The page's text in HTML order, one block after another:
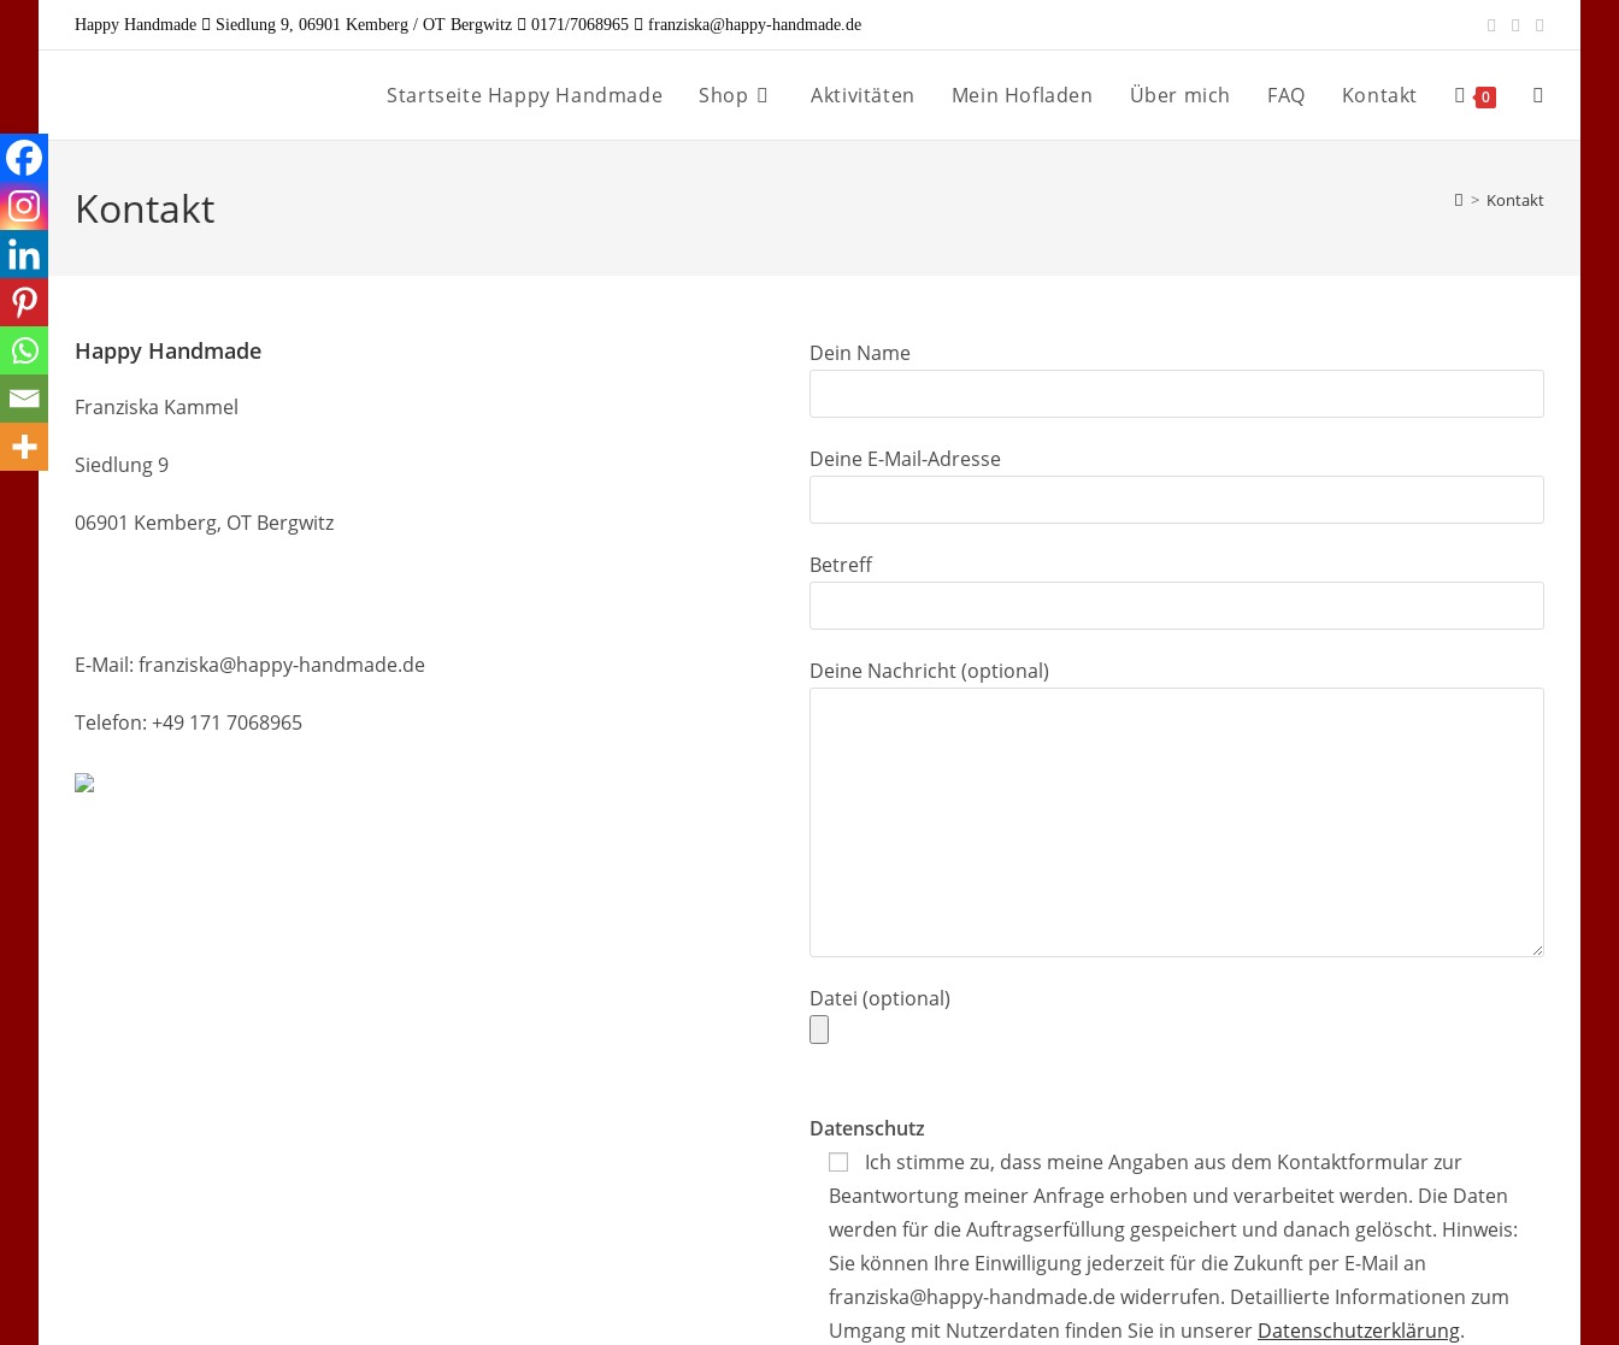
Inhalt
Happy Handmade Siedlung 9, 06901 Kemberg / OT Bergwitz 0171/7068965 franziska@happy-handmade.de
Startseite Happy Handmade Shop Aktivitäten Mein Hofladen Über mich FAQ Kontakt 0 Website-
Kontakt > Kontakt
Happy Handmade
Franziska Kammel
Siedlung 9
06901 Kemberg, OT Bergwitz
E-Mail: franziska@happy-handmade.de
Telefon: +49 171 7068965
Dein Name
Deine E-Mail-Adresse
Betreff
Deine Nachricht (optional)
Datei (optional)
Datenschutz
Ich stimme zu, dass meine Angaben aus dem Kontaktformular zur
Beantwortung meiner Anfrage erhoben und verarbeitet werden. Die Daten
werden für die Auftragserfüllung gespeichert und danach gelöscht. Hinweis:
Sie können Ihre Einwilligung jederzeit für die Zukunft per E-Mail an
franziska@happy-handmade.de widerrufen. Detaillierte Informationen zum
Umgang mit Nutzerdaten finden Sie in unserer Datenschutzerklärung.